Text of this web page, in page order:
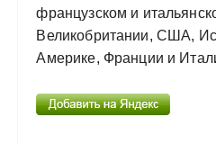
французском и
Великобритании, США,
Америке, Франции и